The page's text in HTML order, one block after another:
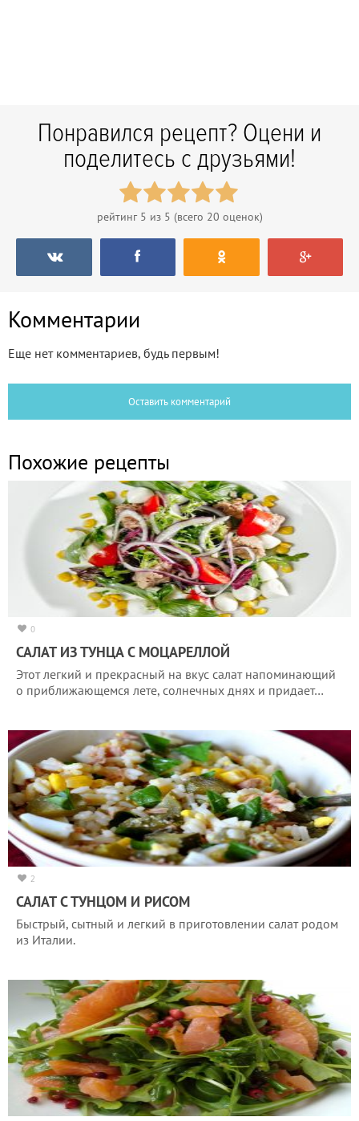
Понравился рецепт? Оцени и
поделитесь с друзьями!
рейтинг 5 из 5 (всего 20 оценок)
Комментарии
Еще нет комментариев, будь первым!
Оставить комментарий
Похожие рецепты
0
САЛАТ ИЗ ТУНЦА С МОЦАРЕЛЛОЙ
Этот легкий и прекрасный на вкус салат напоминающий
о приближающемся лете, солнечных днях и придает…
2
САЛАТ С ТУНЦОМ И РИСОМ
Быстрый, сытный и легкий в приготовлении салат родом
из Италии.